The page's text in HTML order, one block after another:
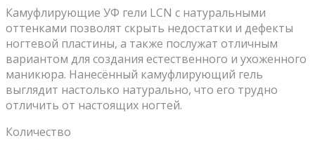
Камуфлирующие УФ гели LCN с натуральными
оттенками позволят скрыть недостатки и дефекты
ногтевой пластины, а также послужат отличным
вариантом для создания естественного и ухоженного
маникюра. Нанесённый камуфлирующий гель
выглядит настолько натурально, что его трудно
отличить от настоящих ногтей.
Количество